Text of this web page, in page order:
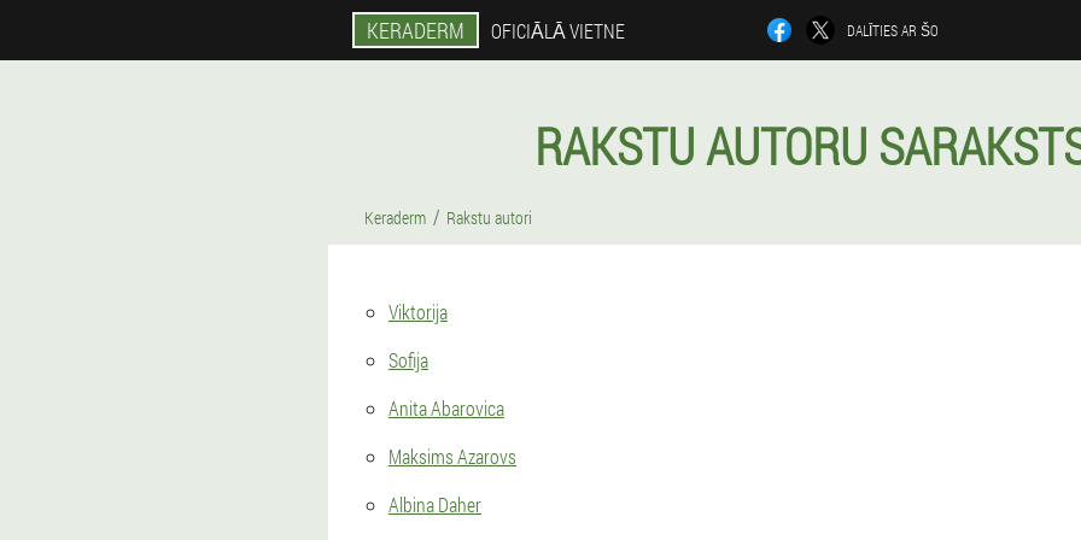
KERADERM OFICIĀLĀ VIETNE DALĪTIES AR ŠO
RAKSTU AUTORU
Keraderm Rakstu autori
Viktorija
Sofija
Anita Abarovica
Maksims Azarovs
Albina Daher